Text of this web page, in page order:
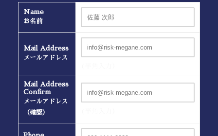
Name
お名前
Mail Address
メールアドレス
Mail Address
Confirm
メールアドレス
（確認）